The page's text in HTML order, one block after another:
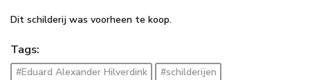
Dit schilderij was voorheen te koop.
Tags:
#Eduard Alexander Hilverdink
#schilderijen